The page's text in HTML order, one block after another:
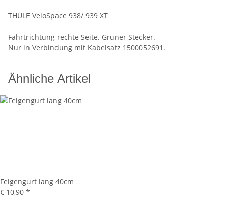
THULE VeloSpace 938/ 939 XT
Fahrtrichtung rechte Seite. Grüner Stecker.
Nur in Verbindung mit Kabelsatz 1500052691.
Ähnliche Artikel
Felgengurt lang 40cm
€ 10,90 *